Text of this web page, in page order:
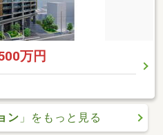
万円
ン 」をもっと見る